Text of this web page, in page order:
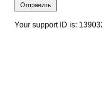
Отправить
Your support ID is: